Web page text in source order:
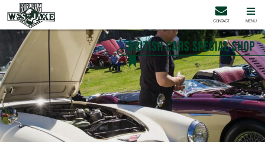
CONTACT MENU